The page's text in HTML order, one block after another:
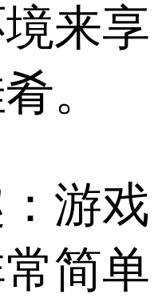
来享
。
游戏
简单